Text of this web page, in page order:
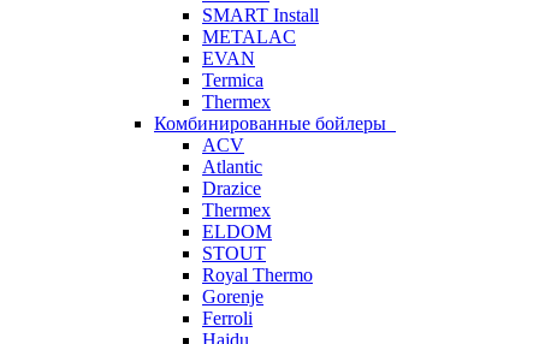
SMART Install
METALAC
EVAN
Termica
Thermex
Комбинированные бойлеры
ACV
Atlantic
Drazice
Thermex
ELDOM
STOUT
Royal Thermo
Gorenje
Ferroli
Hajdu